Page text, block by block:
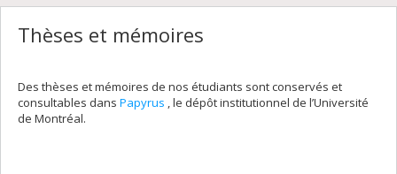
Thèses et mémoires
Des thèses et mémoires de nos étudiants sont conservés et
consultables dans Papyrus , le dépôt institutionnel de l’Université
de Montréal.